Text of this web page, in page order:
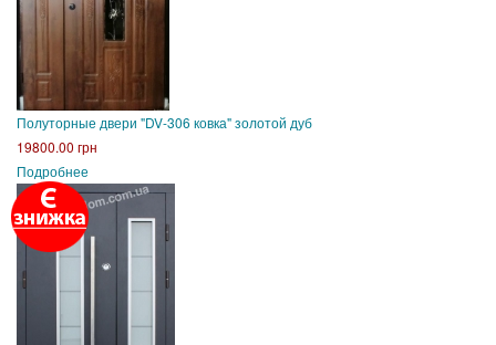
Полуторные двери "DV-306 ковка" золотой дуб
19800.00 грн
Подробнее